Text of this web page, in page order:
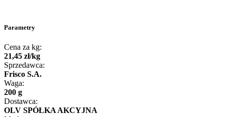
Parametry
Cena za kg:
21,45 zł/kg
Sprzedawca:
Frisco S.A.
Waga:
200 g
Dostawca:
OLV SPÓŁKA AKCYJNA